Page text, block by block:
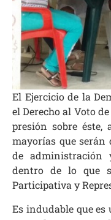
El Ejercicio de la
el Derecho al Voto
presión sobre
mayorías que serán
de
dentro de lo que
Participativa y
Es indudable que es